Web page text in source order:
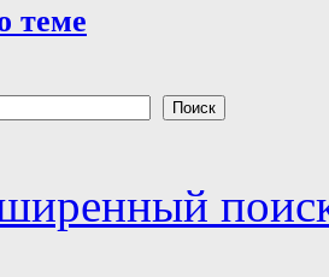
теме